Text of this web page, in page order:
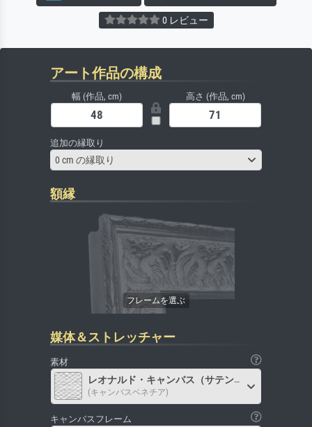
0 レビュー
アート作品の構成
幅 (作品, cm) 高さ (作品, cm)
追加の縁取り
0 cm の縁取り
額縁
媒体＆ストレッチャー
素材
レオナルド・キャンバス（サテン）
(キャンバスベネチア)
キャンバスフレーム